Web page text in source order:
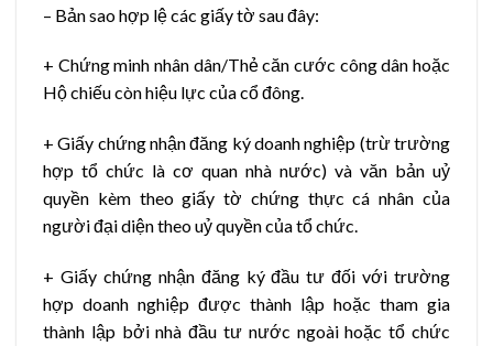
– Bản sao hợp lệ các giấy tờ sau đây:
+ Chứng minh nhân dân/Thẻ căn cước công dân hoặc
Hộ chiếu còn hiệu lực của cổ đông.
+ Giấy chứng nhận đăng ký doanh nghiệp (trừ trường
hợp tổ chức là cơ quan nhà nước) và văn bản uỷ
quyền kèm theo giấy tờ chứng thực cá nhân của
người đại diện theo uỷ quyền của tổ chức.
+ Giấy chứng nhận đăng ký đầu tư đối với trường
hợp doanh nghiệp được thành lập hoặc tham gia
thành lập bởi nhà đầu tư nước ngoài hoặc tổ chức